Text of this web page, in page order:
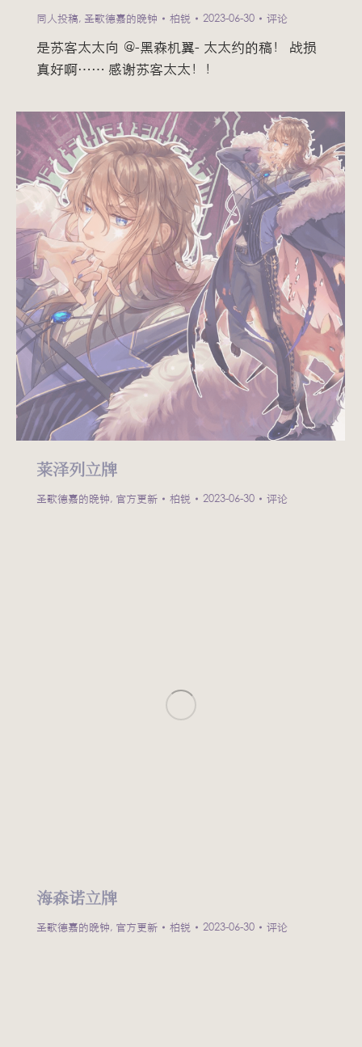
同人投稿, 圣歌德嘉的晚钟 柏锐 2023-06-30 评论
是苏客太太向 @-黑森机翼- 太太约的稿！ 战损
真好啊…… 感谢苏客太太！！
莱泽列立牌
圣歌德嘉的晚钟, 官方更新 柏锐 2023-06-30 评论
海森诺立牌
圣歌德嘉的晚钟, 官方更新 柏锐 2023-06-30 评论